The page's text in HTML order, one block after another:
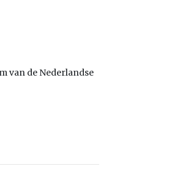
van de Nederlandse